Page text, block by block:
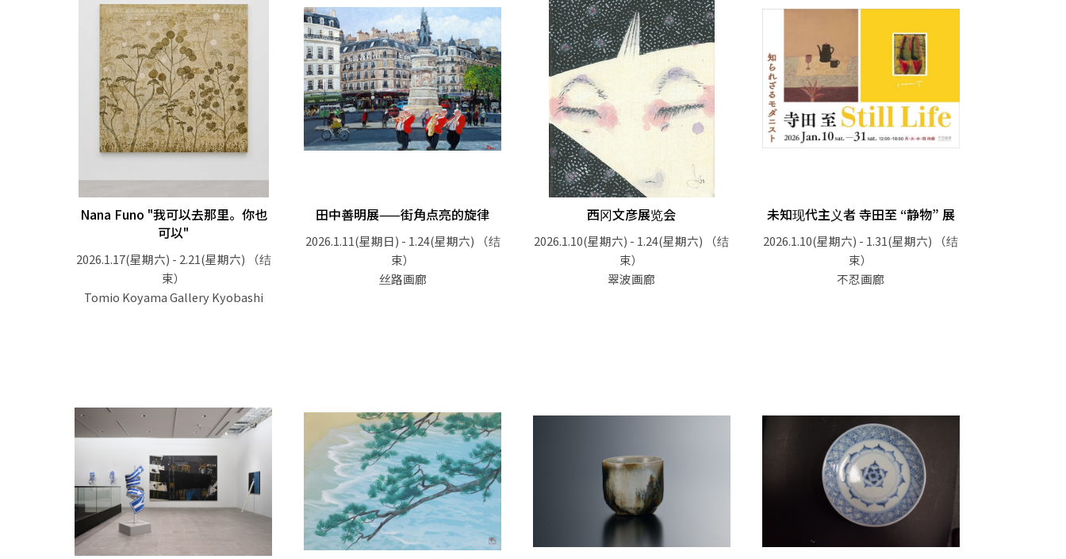
Nana Funo "我可以去那里。你也
可以"
2026.1.17(星期六) - 2.21(星期六) （结
束）
Tomio Koyama Gallery Kyobashi
田中善明展——街角点亮的旋律
2026.1.11(星期日) - 1.24(星期六) （结
束）
丝路画廊
西冈文彦展览会
2026.1.10(星期六) - 1.24(星期六) （结
束）
翠波画廊
未知现代主义者 寺田至 “静物” 展
2026.1.10(星期六) - 1.31(星期六) （结
束）
不忍画廊